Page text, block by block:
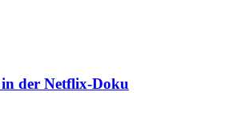
der Netflix-Doku